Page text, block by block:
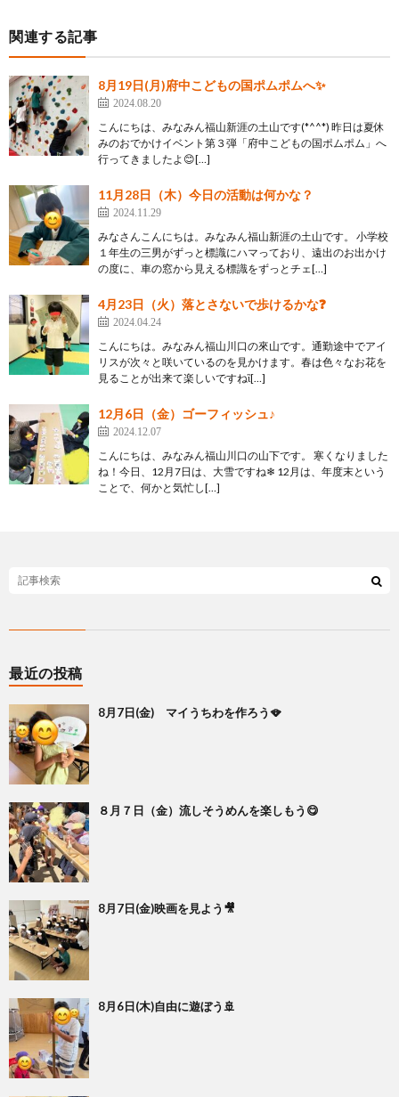
関連する記事
8月19日(月)府中こどもの国ポムポムへ✨
2024.08.20
こんにちは、みなみん福山新涯の土山です(*^^*) 昨日は夏休
みのおでかけイベント第３弾「府中こどもの国ポムポム」へ
行ってきましたよ😊[…]
11月28日（木）今日の活動は何かな？
2024.11.29
みなさんこんにちは。みなみん福山新涯の土山です。 小学校
１年生の三男がずっと標識にハマっており、遠出のお出かけ
の度に、車の窓から見える標識をずっとチェ[…]
4月23日（火）落とさないで歩けるかな❓
2024.04.24
こんにちは。みなみん福山川口の來山です。通勤途中でアイ
リスが次々と咲いているのを見かけます。春は色々なお花を
見ることが出来て楽しいですねἳ[…]
12月6日（金）ゴーフィッシュ♪
2024.12.07
こんにちは、みなみん福山川口の山下です。 寒くなりました
ね！今日、12月7日は、大雪ですね❄ 12月は、年度末という
ことで、何かと気忙し[…]
最近の投稿
8月7日(金) マイうちわを作ろう🪭
８月７日（金）流しそうめんを楽しもう😋
8月7日(金)映画を見よう🎥
8月6日(木)自由に遊ぼう🚢